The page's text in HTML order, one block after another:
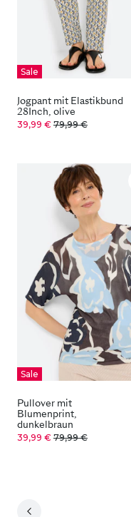
Sale
Jogpant mit Elastikbund
28Inch, olive
39,99 € 79,99 €
Sale
Pullover mit
Blumenprint,
dunkelbraun
39,99 € 79,99 €